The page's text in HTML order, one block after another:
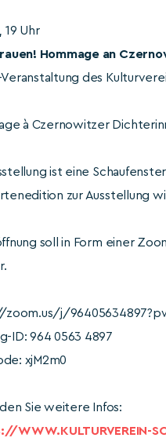
19 Uhr
Hommage an
des
à Czernowitzer
ist eine
zur Ausstellung
soll in Form einer
j/
ID: 964 0563 4897
xjM2m0
Sie weitere Infos:
WWW.KULTURVEREIN-